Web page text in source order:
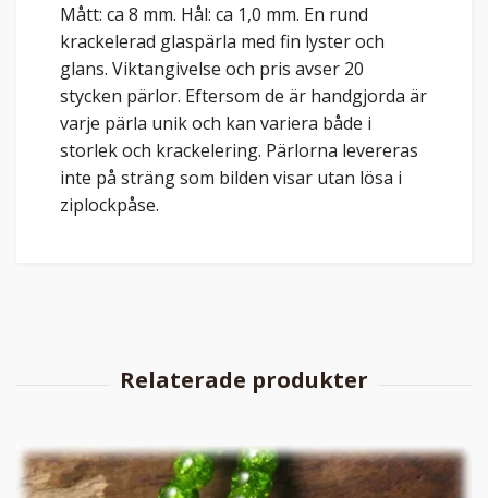
Mått: ca 8 mm. Hål: ca 1,0 mm. En rund
krackelerad glaspärla med fin lyster och
glans. Viktangivelse och pris avser 20
stycken pärlor. Eftersom de är handgjorda är
varje pärla unik och kan variera både i
storlek och krackelering. Pärlorna levereras
inte på sträng som bilden visar utan lösa i
ziplockpåse.